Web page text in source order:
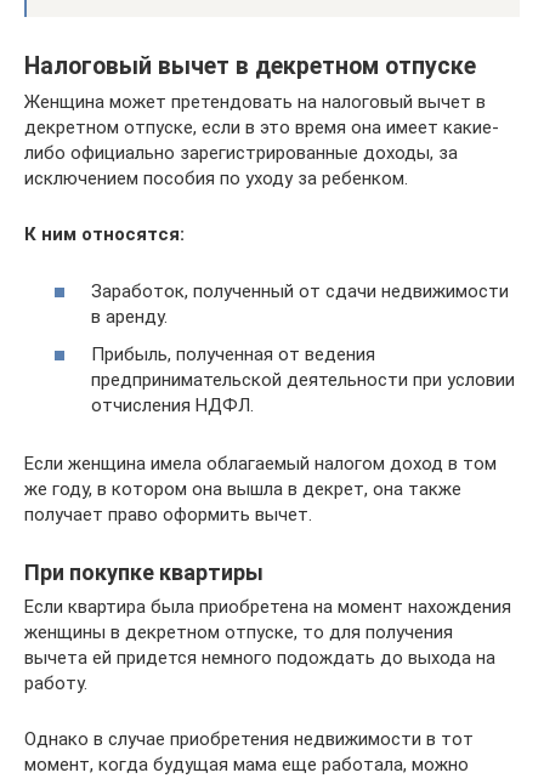
Налоговый вычет в декретном отпуске
Женщина может претендовать на налоговый вычет в
декретном отпуске, если в это время она имеет какие-
либо официально зарегистрированные доходы, за
исключением пособия по уходу за ребенком.
К ним относятся:
Заработок, полученный от сдачи недвижимости
в аренду.
Прибыль, полученная от ведения
предпринимательской деятельности при условии
отчисления НДФЛ.
Если женщина имела облагаемый налогом доход в том
же году, в котором она вышла в декрет, она также
получает право оформить вычет.
При покупке квартиры
Если квартира была приобретена на момент нахождения
женщины в декретном отпуске, то для получения
вычета ей придется немного подождать до выхода на
работу.
Однако в случае приобретения недвижимости в тот
момент, когда будущая мама еще работала, можно